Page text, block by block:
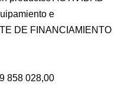
e
DE FINANCIAMIENTO
858 028,00